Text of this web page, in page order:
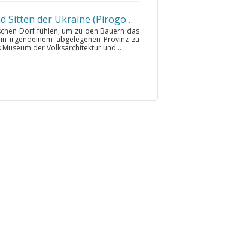
Das Museum für Volksarchitektur und Sitten der Ukraine (Pirogowo-Freilichtmuseum)
Dorf fühlen, um zu den Bauern das
irgendeinem abgelegenen Provinz zu
der Volksarchitektur und...